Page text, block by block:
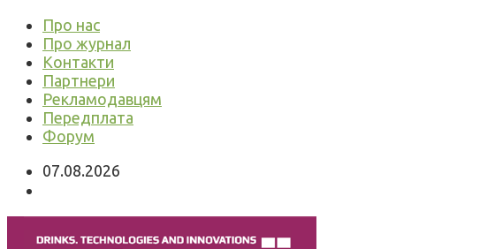
Про нас
Про журнал
Контакти
Партнери
Рекламодавцям
Передплата
Форум
07.08.2026